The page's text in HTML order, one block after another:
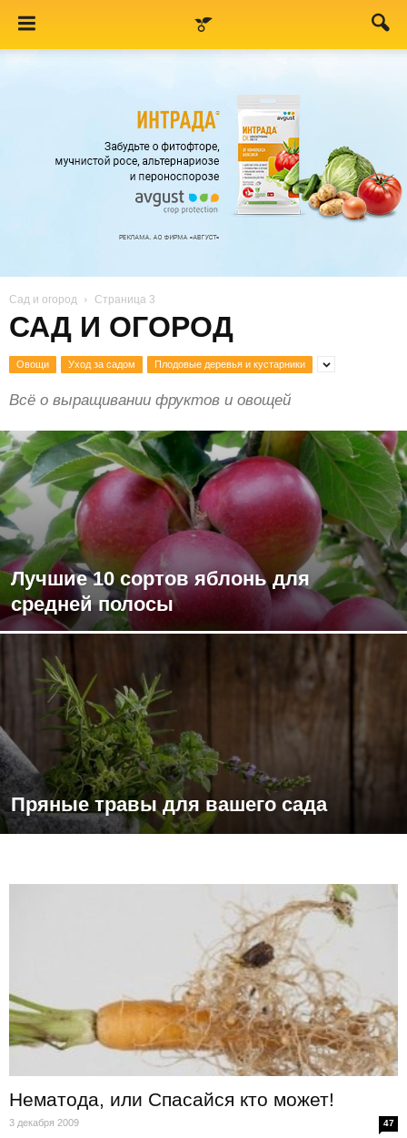
Сад и огород Страница 3
САД И ОГОРОД
Овощи Уход за садом Плодовые деревья и кустарники
Всё о выращивании фруктов и овощей
Лучшие 10 сортов яблонь для
средней полосы
Пряные травы для вашего сада
Нематода, или Спасайся кто может!
3 декабря 2009 47